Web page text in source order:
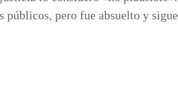
públicos, pero fue absuelto y sigue